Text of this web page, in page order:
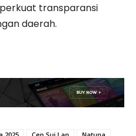
transparansi
daerah.